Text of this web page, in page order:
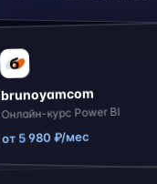
brunoyamcom
Онлайн-курс Power BI
от 5 980 ₽/мес